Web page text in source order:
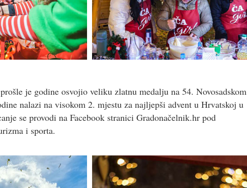
je godine osvojio veliku zlatnu medalju na 54. Novosadskom
nalazi na visokom 2. mjestu za najljepši advent u Hrvatskoj u
se provodi na Facebook stranici Gradonačelnik.hr pod
i sporta.